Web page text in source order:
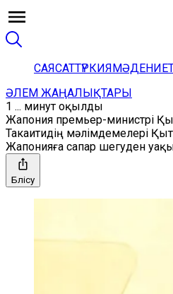
САЯСАТТҮРКИЯ
ӘЛЕМ ЖАҢАЛЫҚТАРЫ
1 ... минут оқылды
Жапония премьер-министрі
Такаитидің мәлімдемелері
Жапонияға сапар шегуден
Бөлісу